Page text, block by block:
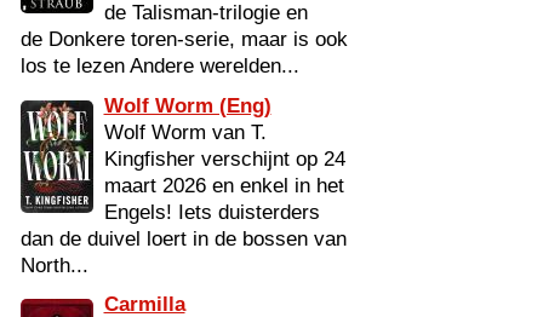
de Talisman-trilogie en
de Donkere toren-serie, maar is ook
los te lezen Andere werelden...
Wolf Worm (Eng)
Wolf Worm van T.
Kingfisher verschijnt op 24
maart 2026 en enkel in het
Engels! Iets duisterders
dan de duivel loert in de bossen van
North...
Carmilla